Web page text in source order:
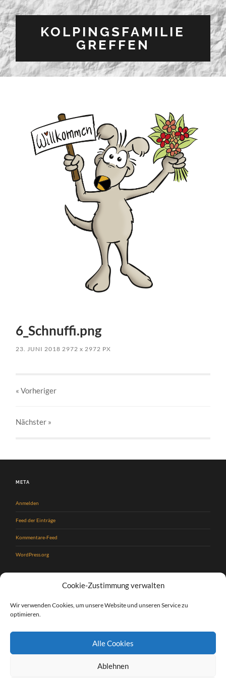
Cookie-Zustimmung verwalten
Wir verwenden Cookies, um unsere Website und unseren Service zu
optimieren.
Alle Cookies
Ablehnen
KOLPINGSFAMILIE
GREFFEN
6_Schnuffi.png
23. JUNI 2018 2972x 2972 PX
« Vorheriger
Nächster »
META
Anmelden
Feed der Einträge
Kommentare-Feed
WordPress.org
Impressum
Datenschutzerklärung